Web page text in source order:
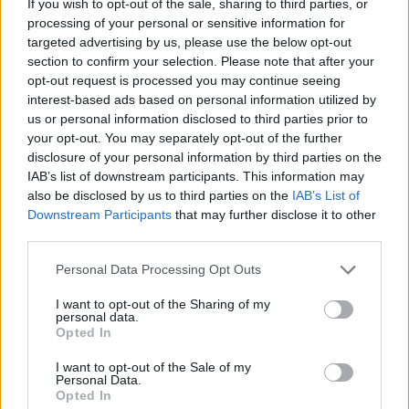
If you wish to opt-out of the sale, sharing to third parties, or
processing of your personal or sensitive information for
targeted advertising by us, please use the below opt-out
section to confirm your selection. Please note that after your
opt-out request is processed you may continue seeing
interest-based ads based on personal information utilized by
us or personal information disclosed to third parties prior to
your opt-out. You may separately opt-out of the further
disclosure of your personal information by third parties on the
IAB’s list of downstream participants. This information may
also be disclosed by us to third parties on the IAB’s List of
Downstream Participants that may further disclose it to other
Personal Data Processing Opt Outs
I want to opt-out of the Sharing of my
personal data.
Opted In
I want to opt-out of the Sale of my
Personal Data.
Opted In
demonstranty
27.9.2000 16:50 | PRAHA (ČIA)
Stovky telefonátů a e-mailů od občanů z celé republiky,
vyjadřujících svou podporu, poděkování a uznání příslušníkům
policie, kteří v průběhu úterního dne chránili veřejný pořádek v
pražských ulicích, přijalo od včerejšího večera Komunikační
centrum ministerstva vnitra a policie. Lidé zároveň vyjadřovali
solidaritu s policisty, zraněnými při střetech s násilnými aktivisty a
přimlouvali se i za tvrdší postup policie. ČIA o tom informovala
tisková mluvčí ministerstva vnitra, Gabriela Bártíková.
Policie eskortovala 60 zadržených cizinců
27.9.2000 16:35 | PRAHA (ČIA)
protestních akcích v Praze, eskortovala dnes odpoledne
Policie ČR
Skupiny pro styk s veřejností PP ČR. S 31 cizinci bylo již zahájeno
řízení o správním vyhoštění.
KCP: Zápisky z mrtvého domu
27.9.2000 16:30 | PRAHA (EkoList)